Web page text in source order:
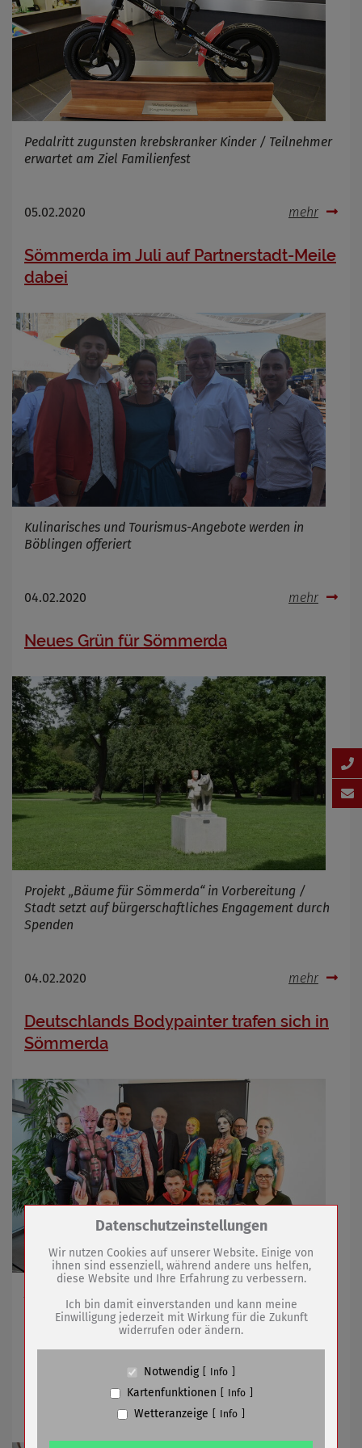
Pedalritt zugunsten krebskranker Kinder / Teilnehmer
erwartet am Ziel Familienfest
05.02.2020 mehr
Sömmerda im Juli auf Partnerstadt-Meile
dabei
Kulinarisches und Tourismus-Angebote werden in
Böblingen offeriert
04.02.2020 mehr
Neues Grün für Sömmerda
Projekt „Bäume für Sömmerda“ in Vorbereitung /
Stadt setzt auf bürgerschaftliches Engagement durch
Spenden
04.02.2020 mehr
Deutschlands Bodypainter trafen sich in
Sömmerda
Kunstwerke auf der Haut
Stadtschlüssel in Narrenhand
Zum Betrieb der Seite notwendige Cookies /
Name
PHP Session Cookie
Anbieter
Eigentümer dieser Website (Wenko-
Wenselaar GmbH & Co. KG)
Absicherung Kontaktformular / SPAM
Cookiespeicherung Entscheidungscookie
Anbieter
Eigentümer dieser Website (Wenko-
Datenschutzeinstellungen
Wir nutzen Cookies auf unserer Website. Einige von
ihnen sind essenziell, während andere uns helfen,
diese Website und Ihre Erfahrung zu verbessern.
Ich bin damit einverstanden und kann meine
Einwilligung jederzeit mit Wirkung für die Zukunft
widerrufen oder ändern.
Notwendig Info
Kartenfunktionen Info
Wetteranzeige Info